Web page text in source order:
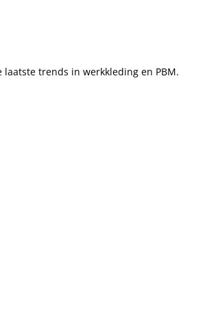
trends in werkkleding en PBM.